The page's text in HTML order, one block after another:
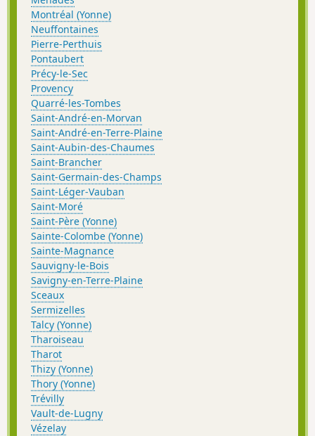
Montréal (Yonne)
Neuffontaines
Pierre-Perthuis
Pontaubert
Précy-le-Sec
Provency
Quarré-les-Tombes
Saint-André-en-Morvan
Saint-André-en-Terre-Plaine
Saint-Aubin-des-Chaumes
Saint-Brancher
Saint-Germain-des-Champs
Saint-Léger-Vauban
Saint-Moré
Saint-Père (Yonne)
Sainte-Colombe (Yonne)
Sainte-Magnance
Sauvigny-le-Bois
Savigny-en-Terre-Plaine
Sceaux
Sermizelles
Talcy (Yonne)
Tharoiseau
Tharot
Thizy (Yonne)
Thory (Yonne)
Trévilly
Vault-de-Lugny
Vézelay